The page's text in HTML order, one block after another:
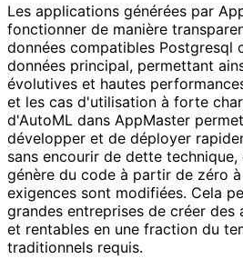
Les applications générées par
fonctionner de manière
données compatibles Postgresql
données principal, permettant
évolutives et hautes
et les cas d'utilisation à forte
d'AutoML dans AppMaster
développer et de déployer
sans encourir de dette
génère du code à partir de zéro
exigences sont modifiées. Cela
grandes entreprises de créer des
et rentables en une fraction du
traditionnels requis.